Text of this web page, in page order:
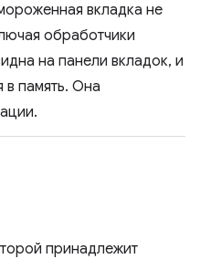
вкладка не
обработчики
на панели вкладок, и
в память. Она
принадлежит